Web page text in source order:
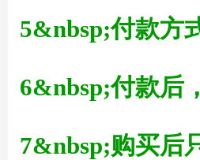
5&nbsp;付款方
6&nbsp;付款后
7&nbsp;购买后